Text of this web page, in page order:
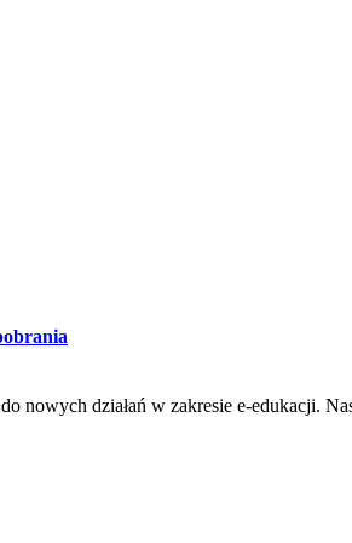
nowych działań w zakresie e-edukacji.